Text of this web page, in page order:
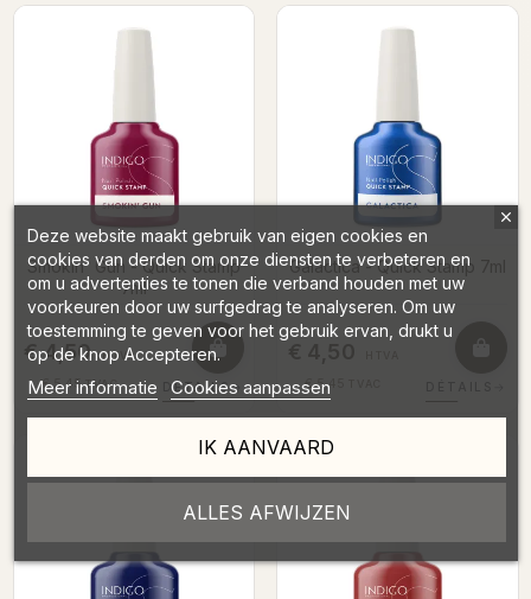
Smokin' Gun - Quick Stamp
7ml
€ 4,50 HTVA
€ 5,45 TVAC DÉTAILS→
Galactica - Quick Stamp 7ml
€ 5,45
Deze website maakt gebruik van eigen cookies en
cookies van derden om onze diensten te verbeteren en
om u advertenties te tonen die verband houden met uw
voorkeuren door uw surfgedrag te analyseren. Om uw
toestemming te geven voor het gebruik ervan, drukt u
op de knop Accepteren.
Meer informatie Cookies aanpassen
ALLES AFWIJZEN
IK AANVAARD